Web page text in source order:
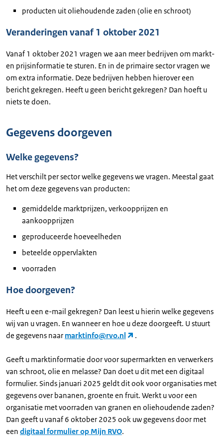
producten uit oliehoudende zaden (olie en schroot)
Veranderingen vanaf 1 oktober 2021
Vanaf 1 oktober 2021 vragen we aan meer bedrijven om markt-
en prijsinformatie te sturen. En in de primaire sector vragen we
om extra informatie. Deze bedrijven hebben hierover een
bericht gekregen. Heeft u geen bericht gekregen? Dan hoeft u
niets te doen.
Gegevens doorgeven
Welke gegevens?
Het verschilt per sector welke gegevens we vragen. Meestal gaat
het om deze gegevens van producten:
gemiddelde marktprijzen, verkoopprijzen en
aankoopprijzen
geproduceerde hoeveelheden
beteelde oppervlakten
voorraden
Hoe doorgeven?
Heeft u een e-mail gekregen? Dan leest u hierin welke gegevens
wij van u vragen. En wanneer en hoe u deze doorgeeft. U stuurt
de gegevens naar marktinfo@rvo.nl .
Geeft u marktinformatie door voor supermarkten en verwerkers
van schroot, olie en melasse? Dan doet u dit met een digitaal
formulier. Sinds januari 2025 geldt dit ook voor organisaties met
gegevens over bananen, groente en fruit. Werkt u voor een
organisatie met voorraden van granen en oliehoudende zaden?
Dan geeft u vanaf 6 oktober 2025 ook uw gegevens door met
een digitaal formulier op Mijn RVO.